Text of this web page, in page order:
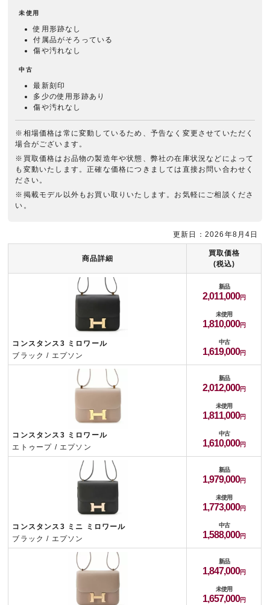
未使用
使用形跡なし
付属品がそろっている
傷や汚れなし
中古
最新刻印
多少の使用形跡あり
傷や汚れなし
※相場価格は常に変動しているため、予告なく変更させていただく
場合がございます。
※買取価格はお品物の製造年や状態、弊社の在庫状況などによって
も変動いたします。正確な価格につきましては直接お問い合わせく
ださい。
※掲載モデル以外もお買い取りいたします。お気軽にご相談くださ
い。
商品詳細
買取価格
(税込)
コンスタンス3 ミロワール
ブラック / エプソン
新品
2,011,000
未使用
1,810,000
中古
1,619,000
コンスタンス3 ミロワール
エトゥープ / エプソン
新品
2,012,000
未使用
1,811,000
中古
1,610,000
コンスタンス3 ミニ ミロワール
ブラック / エプソン
新品
1,979,000
未使用
1,773,000
中古
1,588,000
新品
1,847,000
未使用
1,657,000
更新日：2026年8月4日